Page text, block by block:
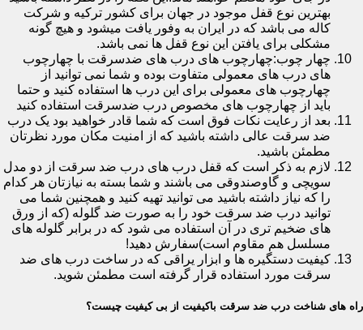
بهترین نوع قفل موجود در جهان برای کشور ترکیه و شرکت
کاله می باشد که در ایران به وفور یافت میشود و هیچ گونه
مشکلی برای یافتن این نوع قفل ها نمی باشد.
چهار چوب:چهارچوب های درب های ضدسرقت با چهارچوب
های درب های معمولی متفاوت بوده و شما نمی توانید از
چهارچوب های معمولی برای این درب ها استفاده کنید و حتما
باید از چهارچوب های مخصوص درب ضدسرقت استفاده کنید
بعد از رعایت نکات فوق است که شما قادر خواهید بود یک درب
ضد سرقت عالی داشته باشید که از امنیت مکان مورد نظرتان
مطمئن باشید.
لازم به ذکر است که قفل درب های درب ضد سرقت از دو مدل
سویچی و گاوصندوقی می باشند و شما بسته به نیازتان هر کدام
را که نیاز داشته باشید می توانید تهیه کنید و همچنین شما می
توانید درب ضد سرقت خود را به صورت ضد گلوله (که از ورق
های ضخیم تری در آن استفاده می شود که در برابر گلوله های
مسلسل هم مقاوم است)سفارش دهید!
کیفیت دستگیره ها و ابزار یراقی که در ساخت درب های ضد
سرقت مورد استفاده قرار گرفته است مطمئن شوید.
راه های شناخت درب ضد سرقت باکیفیت از بی کیفیت چیست؟